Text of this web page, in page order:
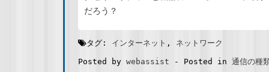
だろう？
タグ: インターネット , ネットワーク
Posted by webassist - Posted in 通信の種